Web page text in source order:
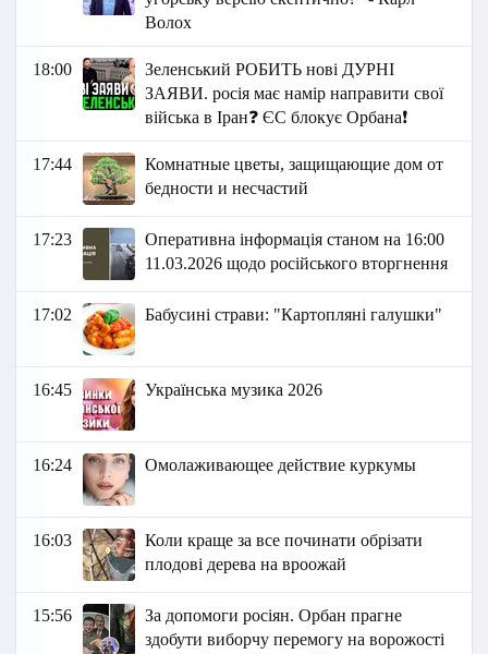
Волох
18:00
Зеленський РОБИТЬ нові ДУРНІ
ЗАЯВИ. росія має намір направити свої
війська в Іран❓ ЄС блокує Орбана❗
17:44
Комнатные цветы, защищающие дом от
бедности и несчастий
17:23
Оперативна інформація станом на 16:00
11.03.2026 щодо російського вторгнення
17:02 Бабусині страви: "Картопляні галушки"
16:45 Українська музика 2026
16:24 Омолаживающее действие куркумы
16:03
Коли краще за все починати обрізати
плодові дерева на вроожай
15:56
За допомоги росіян. Орбан прагне
здобути виборчу перемогу на ворожості